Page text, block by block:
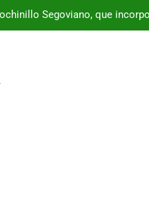
Segoviano, que
de Palazuelos de Eresma:
Segoviano, que
de Palazuelos de